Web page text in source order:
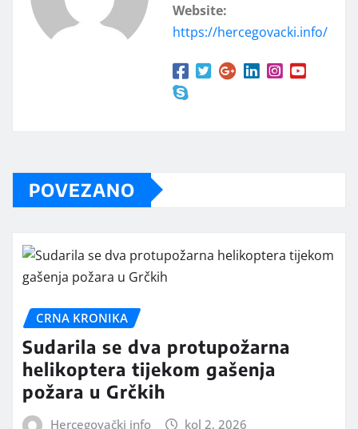
Website:
https://hercegovacki.info/
POVEZANO
CRNA KRONIKA
Sudarila se dva protupožarna
helikoptera tijekom gašenja
požara u Grčkih
Hercegovački info kol 2, 2026